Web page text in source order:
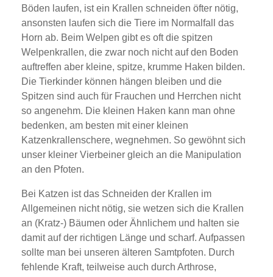
Böden laufen, ist ein Krallen schneiden öfter nötig,
ansonsten laufen sich die Tiere im Normalfall das
Horn ab. Beim Welpen gibt es oft die spitzen
Welpenkrallen, die zwar noch nicht auf den Boden
auftreffen aber kleine, spitze, krumme Haken bilden.
Die Tierkinder können hängen bleiben und die
Spitzen sind auch für Frauchen und Herrchen nicht
so angenehm. Die kleinen Haken kann man ohne
bedenken, am besten mit einer kleinen
Katzenkrallenschere, wegnehmen. So gewöhnt sich
unser kleiner Vierbeiner gleich an die Manipulation
an den Pfoten.
Bei Katzen ist das Schneiden der Krallen im
Allgemeinen nicht nötig, sie wetzen sich die Krallen
an (Kratz-) Bäumen oder Ähnlichem und halten sie
damit auf der richtigen Länge und scharf. Aufpassen
sollte man bei unseren älteren Samtpfoten. Durch
fehlende Kraft, teilweise auch durch Arthrose,